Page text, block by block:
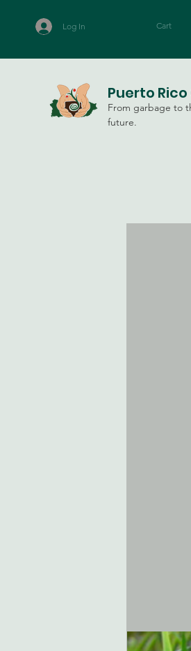
Log In Cart
Puerto
From garbage to
future.